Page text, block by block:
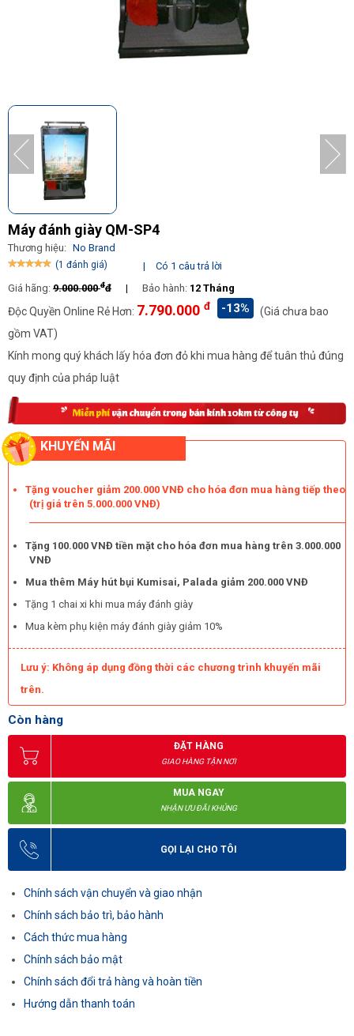
Máy đánh giày QM-SP4
Thương hiệu: No Brand
(1 đánh giá) |
Có 1 câu trả lời
Giá hãng: 9.000.000đđ | Bảo hành: 12 Tháng
Độc Quyền Online Rẻ Hơn: 7.790.000 đ -13%
(Giá chưa bao
gồm VAT)
Kính mong quý khách lấy hóa đơn đỏ khi mua hàng để tuân thủ đúng
quy định của pháp luật
KHUYẾN MÃI
Tặng voucher giảm 200.000 VNĐ cho hóa đơn mua hàng tiếp theo
(trị giá trên 5.000.000 VNĐ)
Tặng 100.000 VNĐ tiền mặt cho hóa đơn mua hàng trên 3.000.000
VNĐ
Mua thêm Máy hút bụi Kumisai, Palada giảm 200.000 VNĐ
Tặng 1 chai xi khi mua máy đánh giày
Mua kèm phụ kiện máy đánh giày giảm 10%
Lưu ý: Không áp dụng đồng thời các chương trình khuyến mãi
trên.
Còn hàng
ĐẶT HÀNG
GIAO HÀNG TẬN NƠI
MUA NGAY
NHẬN ƯU ĐÃI KHỦNG
GỌI LẠI CHO TÔI
Chính sách vận chuyển và giao nhận
Chính sách bảo trì, bảo hành
Cách thức mua hàng
Chính sách bảo mật
Chính sách đổi trả hàng và hoàn tiền
Hướng dẫn thanh toán